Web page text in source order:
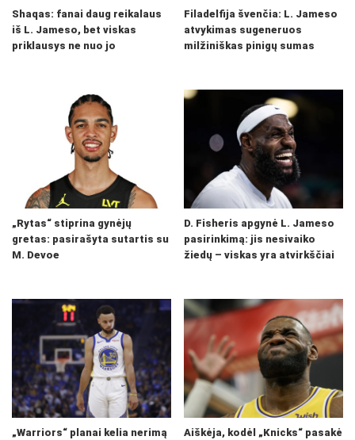
Shaqas: fanai daug reikalaus
iš L. Jameso, bet viskas
priklausys ne nuo jo
Filadelfija švenčia: L. Jameso
atvykimas sugeneruos
milžiniškas pinigų sumas
„Rytas“ stiprina gynėjų
gretas: pasirašyta sutartis su
M. Devoe
D. Fisheris apgynė L. Jameso
pasirinkimą: jis nesivaiko
žiedų – viskas yra atvirkščiai
„Warriors“ planai kelia nerimą
Aiškėja, kodėl „Knicks“ pasakė